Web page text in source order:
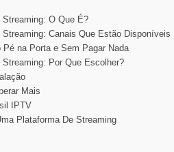
O Que É?
Canais Que Estão Disponíveis
na Porta e Sem Pagar Nada
Por Que Escolher?
Mais
IPTV
Plataforma De Streaming